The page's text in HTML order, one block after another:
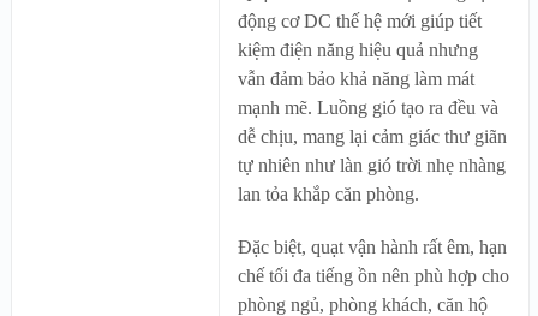
động cơ DC thế hệ mới giúp tiết
kiệm điện năng hiệu quả nhưng
vẫn đảm bảo khả năng làm mát
mạnh mẽ. Luồng gió tạo ra đều và
dễ chịu, mang lại cảm giác thư giãn
tự nhiên như làn gió trời nhẹ nhàng
lan tỏa khắp căn phòng.
Đặc biệt, quạt vận hành rất êm, hạn
chế tối đa tiếng ồn nên phù hợp cho
phòng ngủ, phòng khách, căn hộ